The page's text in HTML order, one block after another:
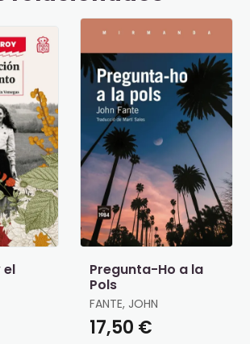
el
Pregunta-Ho a la
Pols
FANTE, JOHN
17,50 €